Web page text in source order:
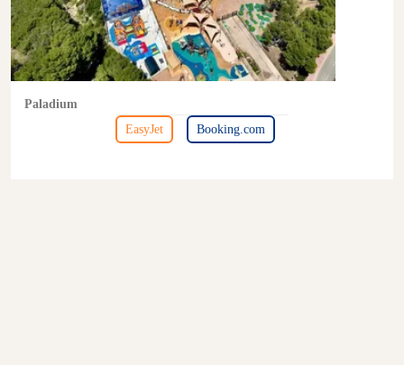
Paladium
EasyJet
Booking.com